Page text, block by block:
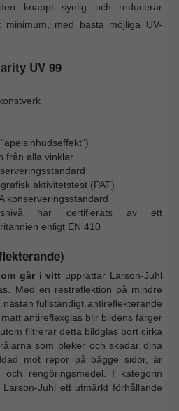
knappt synlig och reducerar
med bästa möjliga UV-
UV 99
från alla vinklar
aktivitetstest (PAT)
konserveringsstandard
har certifierats av ett
enligt EN 410
går i vitt upprättar Larson-Juhl
Med en restreflektion på mindre
fullständigt antireflekterande
antireflexglas blir bildens färger
filtrerar detta bildglas bort cirka
som bleker och skadar dina
mot repor på bägge sidor, är
rengöringsmedel. I kategorin
Juhl ett utmärkt förhållande